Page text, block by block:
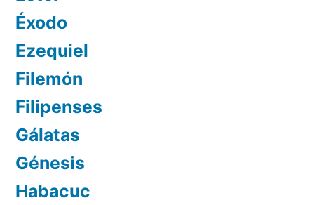
Éxodo
Ezequiel
Filemón
Filipenses
Gálatas
Génesis
Habacuc